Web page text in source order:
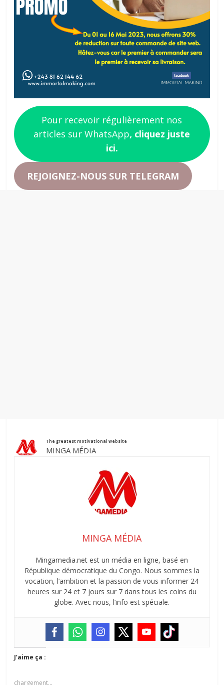
Pour recevoir régulièrement nos
articles sur WhatsApp, cliquez juste
ici.
REJOIGNEZ-NOUS SUR TELEGRAM
The greatest motivational website
MINGA MÉDIA
MINGA MÉDIA
Mingamedia.net est un média en ligne, basé en
République démocratique du Congo. Nous sommes la
vocation, l’ambition et la passion de vous informer 24
heures sur 24 et 7 jours sur 7 dans tous les coins du
globe. Avec nous, l’info est spéciale.
J’aime ça :
chargement…